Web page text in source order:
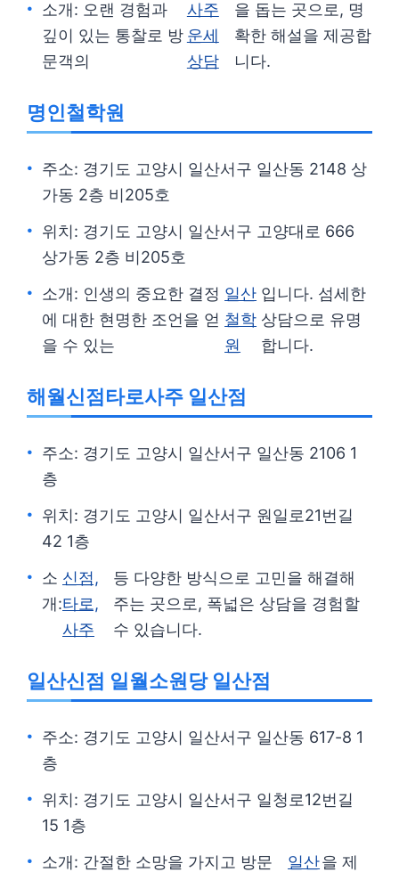
소개: 오랜 경험과
깊이 있는 통찰로 방
문객의
사주
운세
상담
을 돕는 곳으로, 명
확한 해설을 제공합
니다.
명인철학원
주소: 경기도 고양시 일산서구 일산동 2148 상
가동 2층 비205호
위치: 경기도 고양시 일산서구 고양대로 666
상가동 2층 비205호
소개: 인생의 중요한 결정
에 대한 현명한 조언을 얻
을 수 있는
일산
철학
원
입니다. 섬세한
상담으로 유명
합니다.
해월신점타로사주 일산점
주소: 경기도 고양시 일산서구 일산동 2106 1
층
위치: 경기도 고양시 일산서구 원일로21번길
42 1층
소
개:
신점,
타로,
사주
등 다양한 방식으로 고민을 해결해
주는 곳으로, 폭넓은 상담을 경험할
수 있습니다.
일산신점 일월소원당 일산점
주소: 경기도 고양시 일산서구 일산동 617-8 1
층
위치: 경기도 고양시 일산서구 일청로12번길
15 1층
소개: 간절한 소망을 가지고 방문
일산을 제